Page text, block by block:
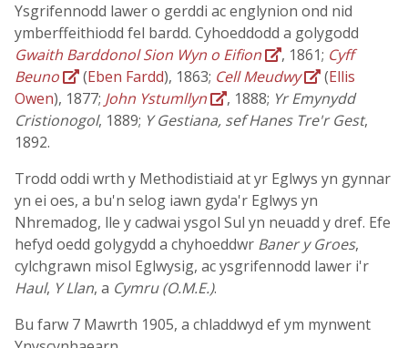
Ysgrifennodd lawer o gerddi ac englynion ond nid
ymberffeithiodd fel bardd. Cyhoeddodd a golygodd
Gwaith Barddonol Sion Wyn o Eifion
, 1861; Cyff
Beuno
(Eben Fardd), 1863; Cell Meudwy (Ellis
Owen), 1877; John Ystumllyn , 1888; Yr Emynydd
Cristionogol, 1889; Y Gestiana, sef Hanes Tre'r Gest,
1892.
Trodd oddi wrth y Methodistiaid at yr Eglwys yn gynnar
yn ei oes, a bu'n selog iawn gyda'r Eglwys yn
Nhremadog, lle y cadwai ysgol Sul yn neuadd y dref. Efe
hefyd oedd golygydd a chyhoeddwr Baner y Groes,
cylchgrawn misol Eglwysig, ac ysgrifennodd lawer i'r
Haul, Y Llan, a Cymru (O.M.E.).
Bu farw 7 Mawrth 1905, a chladdwyd ef ym mynwent